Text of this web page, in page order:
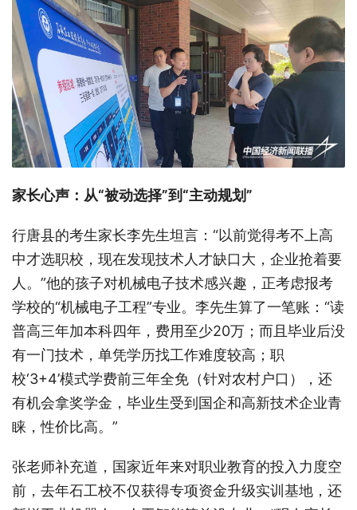
家长心声：从“被动选择”到“主动规划”
行唐县的考生家长李先生坦言：“以前觉得考不上高
中才选职校，现在发现技术人才缺口大，企业抢着要
人。”他的孩子对机械电子技术感兴趣，正考虑报考
学校的“机械电子工程”专业。李先生算了一笔账：“读
普高三年加本科四年，费用至少20万；而且毕业后没
有一门技术，单凭学历找工作难度较高；职
校‘3+4’模式学费前三年全免（针对农村户口），还
有机会拿奖学金，毕业生受到国企和高新技术企业青
睐，性价比高。”
张老师补充道，国家近年来对职业教育的投入力度空
前，去年石工校不仅获得专项资金升级实训基地，还